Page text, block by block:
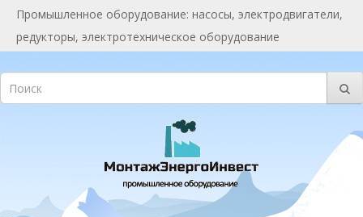
Промышленное оборудование: насосы, электродвигатели,
редукторы, электротехническое оборудование